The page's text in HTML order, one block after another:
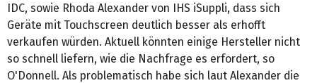
IDC, sowie Rhoda Alexander von IHS iSuppli, dass sich
Geräte mit Touchscreen deutlich besser als erhofft
verkaufen würden. Aktuell könnten einige Hersteller nicht
so schnell liefern, wie die Nachfrage es erfordert, so
O'Donnell. Als problematisch habe sich laut Alexander die